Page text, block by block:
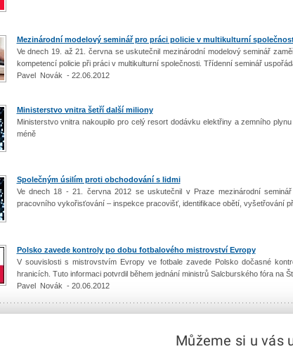
Mezinárodní modelový seminář pro práci policie v multikulturní
Ve dnech 19. až 21. června se uskutečnil mezinárodní modelový seminář
kompetencí policie při práci v multikulturní společnosti. Třídenní seminář
Pavel Novák - 22.06.2012
Ministerstvo vnitra šetří další miliony
Ministerstvo vnitra nakoupilo pro celý resort dodávku elektřiny a zemního
méně
Společným úsilím proti obchodování s lidmi
Ve dnech 18 - 21. června 2012 se uskutečnil v Praze mezinárodní
pracovního vykořisťování – inspekce pracovišť, identifikace obětí, vyšetřování
Polsko zavede kontroly po dobu fotbalového mistrovství Evropy
V souvislosti s mistrovstvím Evropy ve fotbale zavede Polsko dočasné
hranicích. Tuto informaci potvrdil během jednání ministrů Salcburského fóra na
Pavel Novák - 20.06.2012
Můžeme si u vás